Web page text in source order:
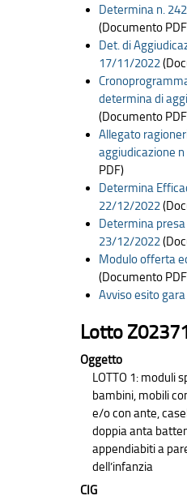
Determina n.
(Documento
Det. di
17/11/2022
determina di
(Documento
Allegato
aggiudicazione n
PDF)
Determina
22/12/2022
Determina
23/12/2022
Modulo offerta
(Documento
Avviso esito gara
Lotto
Oggetto
LOTTO 1: moduli
bambini, mobili
e/o con ante,
doppia anta
appendiabiti a
dell’infanzia
CIG